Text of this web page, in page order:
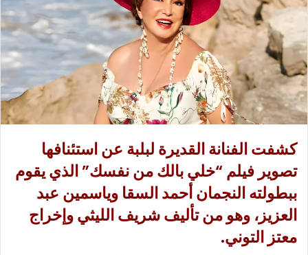
إ
ل
ك
ت
ر
و
ن
ي
كشفت الفنانة القديرة لبلبة عن استئنافها
تصوير فيلم “خلي بالك من نفسك” الذي يقوم
ببطولته النجمان أحمد السقا وياسمين عبد
العزيز، وهو من تأليف شريف الليثي وإخراج
معتز التوني.